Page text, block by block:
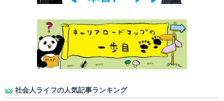
社会人ライフの人気記事ランキング